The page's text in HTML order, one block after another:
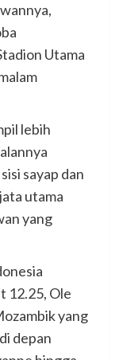
Utama
lebih
sayap dan
utama
yang
12.25, Ole
yang
depan